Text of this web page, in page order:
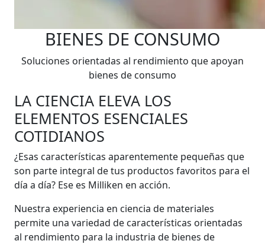
BIENES DE CONSUMO
Soluciones orientadas al rendimiento que apoyan
bienes de consumo
LA CIENCIA ELEVA LOS
ELEMENTOS ESENCIALES
COTIDIANOS
¿Esas características aparentemente pequeñas que
son parte integral de tus productos favoritos para el
día a día? Ese es Milliken en acción.
Nuestra experiencia en ciencia de materiales
permite una variedad de características orientadas
al rendimiento para la industria de bienes de